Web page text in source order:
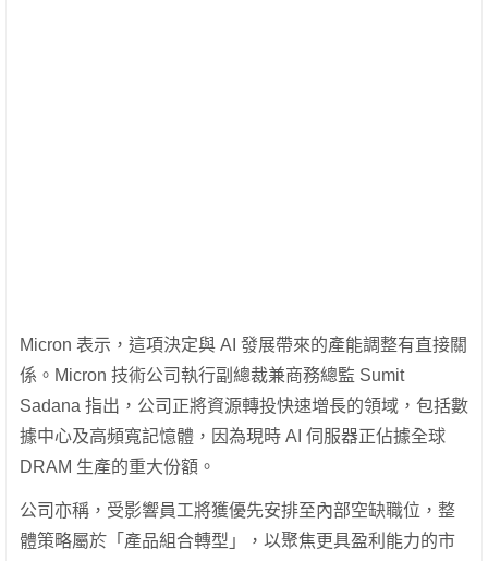
Micron 表示，這項決定與 AI 發展帶來的產能調整有直接關
係。Micron 技術公司執行副總裁兼商務總監 Sumit
Sadana 指出，公司正將資源轉投快速增長的領域，包括數
據中心及高頻寬記憶體，因為現時 AI 伺服器正佔據全球
DRAM 生產的重大份額。
公司亦稱，受影響員工將獲優先安排至內部空缺職位，整
體策略屬於「產品組合轉型」，以聚焦更具盈利能力的市